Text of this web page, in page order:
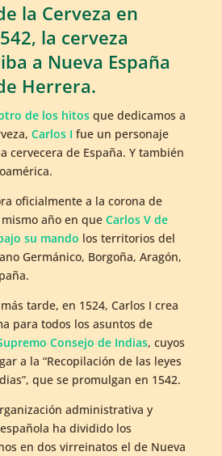
la Cerveza en
la cerveza
a Nueva España
Herrera.
de los hitosque dedicamos a
Carlos I fue un personaje
cervecera de España. Y también
oficialmente a la corona de
año en que Carlos V de
su mando los territorios del
Germánico, Borgoña, Aragón,
tarde, en 1524, Carlos I crea
para todos los asuntos de
Consejo de Indias, cuyos
a la “Recopilación de las leyes
que se promulgan en 1542.
administrativa y
ha dividido los
en dos virreinatos el de Nueva